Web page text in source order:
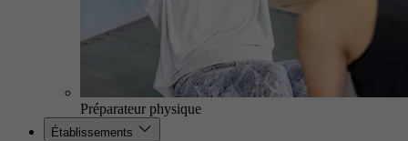
Préparateur physique
Établissements